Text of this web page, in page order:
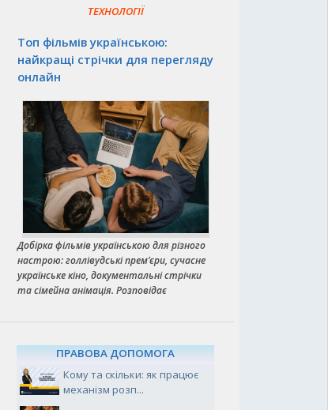
ТЕХНОЛОГІЇ
Топ фільмів українською:
найкращі стрічки для перегляду
онлайн
Добірка фільмів українською для різного
настрою: голлівудські прем’єри, сучасне
українське кіно, документальні стрічки
та сімейна анімація. Розповідає
ПРАВОВА ДОПОМОГА
Кому та скільки: як працює
механізм розп...